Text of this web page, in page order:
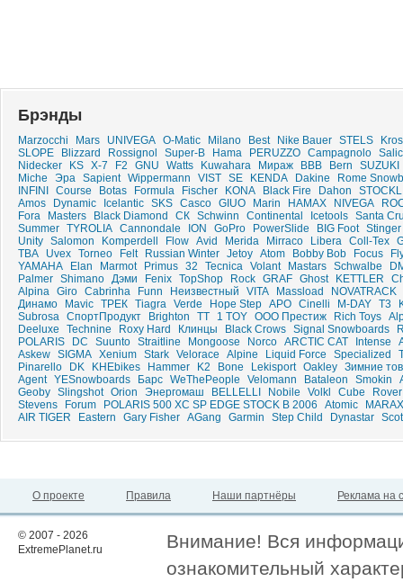
Брэнды
Marzocchi Mars UNIVEGA O-Matic Milano Best Nike Bauer STELS
SLOPE
Blizzard Rossignol Super-B Hama PERUZZO Campagnolo
Nidecker
KS X-7 F2 GNU Watts Kuwahara Мираж ВВВ Bern
SUZUKI
Miche
Эра Sapient Wippermann VIST SE KENDA Dakine
Rome
INFINI
Course Botas Formula Fischer KONA Black Fire Dahon
Amos
Dynamic Icelantic SKS Casco GIUO Marin HAMAX NIVEGA
Fora
Masters Black Diamond СК Schwinn Continental Icetools Santa
Summer TYROLIA Cannondale ION GoPro PowerSlide BIG Foot Stinger
Unity Salomon Komperdell Flow Avid Merida Mirraco Libera Coll-Tex
TBA
Uvex Torneo Felt Russian Winter Jetoy Atom Bobby Bob Focus
YAMAHA
Elan Marmot Primus 32 Tecnica Volant Mastars Schwalbe
Palmer Shimano Дэми Fenix TopShop Rock GRAF Ghost KETTLER
Alpina Giro Cabrinha Funn Неизвестный VITA Massload
NOVATRACK
Динамо
Mavic ТРЕК Tiagra Verde Hope Step APO Cinelli M-DAY T3
Subrosa СпортПродукт Brighton ТТ 1 TOY ООО Престиж Rich Toys
Deeluxe
Technine Roxy Hard Клинцы Black Crows Signal Snowboards
POLARIS
DC Suunto Straitline Mongoose Norco ARCTIC CAT Intense
Askew SIGMA Xenium Stark Velorace Alpine Liquid Force Specialized
Pinarello
DK KHEbikes Hammer K2 Bone Lekisport Oakley Зимние
Agent YESnowboards Барс WeThePeople Velomann Bataleon Smokin
Geoby Slingshot Orion Энергомаш BELLELLI Nobile Volkl Cube
Rover
Stevens
Forum POLARIS 500 XC SP EDGE STOCK B 2006 Atomic
MARAX
AIR TIGER
Eastern Gary Fisher AGang Garmin Step Child Dynastar
О проекте Правила Наши партнёры Реклама на
© 2007 - 2026
ExtremePlanet.ru
Внимание! Вся
ознакомительный